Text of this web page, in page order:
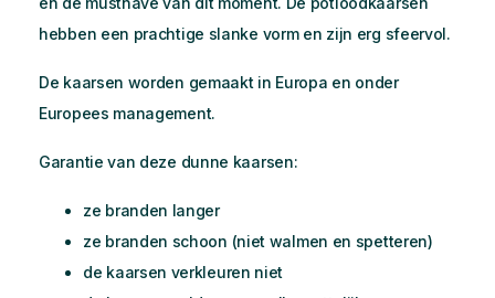
hebben een prachtige slanke vorm en zijn erg sfeervol.
De kaarsen worden gemaakt in Europa en onder
Europees management.
Garantie van deze dunne kaarsen:
ze branden langer
ze branden schoon (niet walmen en spetteren)
de kaarsen verkleuren niet